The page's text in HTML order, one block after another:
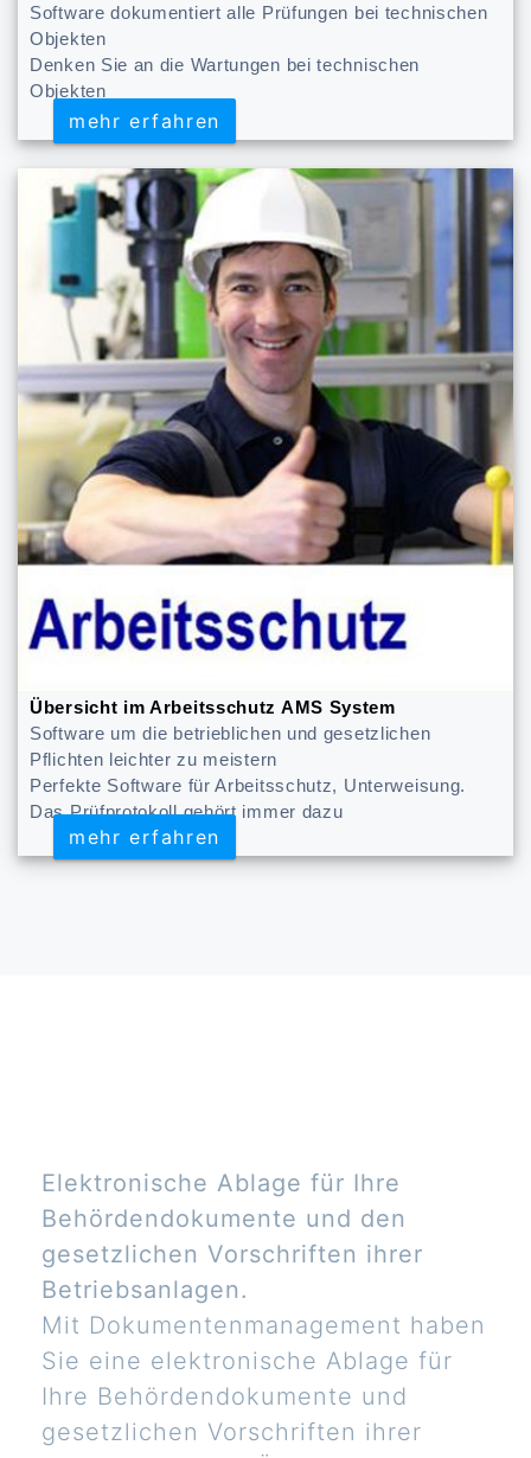
Software dokumentiert alle Prüfungen bei technischen
Objekten
Denken Sie an die Wartungen bei technischen
Objekten
mehr erfahren
mehr erfahren
Übersicht im Arbeitsschutz AMS System
Software um die betrieblichen und gesetzlichen
Pflichten leichter zu meistern
Perfekte Software für Arbeitsschutz, Unterweisung.
Das Prüfprotokoll gehört immer dazu
mehr erfahren
mehr erfahren
Elektronische Ablage für Ihre
Behördendokumente und den
gesetzlichen Vorschriften ihrer
Betriebsanlagen.
Mit Dokumentenmanagement haben
Sie eine elektronische Ablage für
Ihre Behördendokumente und
gesetzlichen Vorschriften ihrer